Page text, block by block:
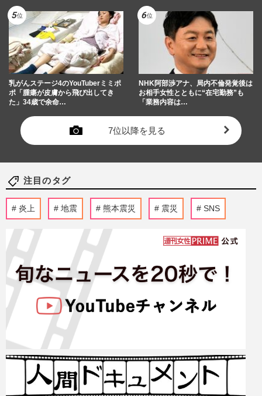
乳がんステージ4のYouTuberミミポ
ポ「腫瘍が皮膚から飛び出してき
た」34歳で余命…
NHK阿部渉アナ、局内不倫発覚後は
お相手女性とともに“在宅勤務”も
「業務内容は…
7位以降を見る
注目のタグ
炎上 地震 熊本震災 震災 SNS